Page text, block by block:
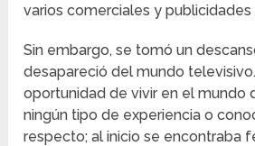
varios comerciales y
Sin embargo, se tomó un
desapareció del mundo
oportunidad de vivir en el mundo
ningún tipo de experiencia o
respecto; al inicio se encontraba